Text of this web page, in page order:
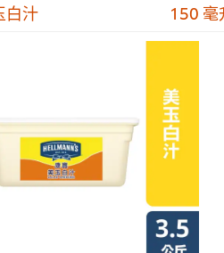
白汁
150 毫